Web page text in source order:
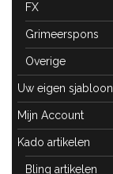
FX
Grimeerspons
Overige
Uw eigen sjabloon
Mijn Account
Kado artikelen
Bling artikelen